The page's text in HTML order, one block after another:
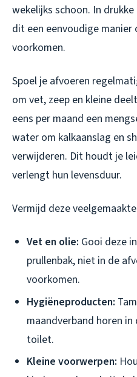
wekelijks schoon. In
dit een eenvoudige
voorkomen.
Spoel je afvoeren
om vet, zeep en kleine
eens per maand een
water om kalkaanslag en
verwijderen. Dit houdt je
verlengt hun levensduur.
Vermijd deze
Vet en olie: Gooi deze
prullenbak, niet in de
voorkomen.
Hygiëneproducten:
maandverband horen
toilet.
Kleine voorwerpen: